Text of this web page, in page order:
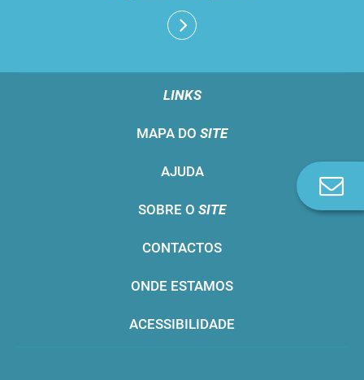
LINKS
MAPA DO SITE
AJUDA
SOBRE O SITE
CONTACTOS
ONDE ESTAMOS
ACESSIBILIDADE